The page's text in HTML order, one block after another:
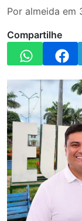
Por almeida em
Compartilhe